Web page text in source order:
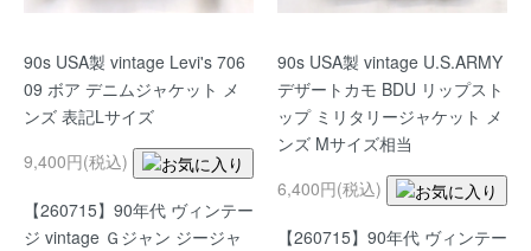
90s USA製 vintage Levi's 706
09 ボア デニムジャケット メ
ンズ 表記Lサイズ
9,400円(税込)
【260715】90年代 ヴィンテー
ジ vintage Ｇジャン ジージャ
90s USA製 vintage U.S.ARMY
デザートカモ BDU リップスト
ップ ミリタリージャケット メ
ンズ Mサイズ相当
6,400円(税込)
【260715】90年代 ヴィンテー